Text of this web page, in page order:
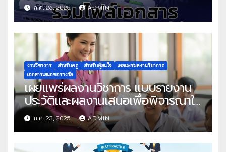
ก.ค. 26, 2025 ADMIN
งานวิชาการ สำหรับครู สำหรับผู้สนใจ
เผยแพร่ผลงานวิชาการ
เอกสารเสนอขอรางวัล
เผยแพร่ผลงานวิชาการ แบบรายงาน
ประวัติและผลงานเสนอเพื่อพิจารณาใน
โครงการครูดีในดวงใจ ประจำปี 2568
ครั้งที่ 22
ก.ค. 23, 2025 ADMIN